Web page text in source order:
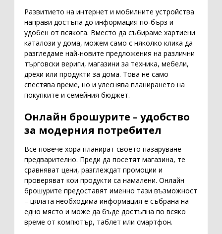
Развитието на интернет и мобилните устройства
направи достъпа до информация по-бърз и
удобен от всякога. Вместо да събираме хартиени
каталози у дома, можем само с няколко клика да
разгледаме най-новите предложения на различни
търговски вериги, магазини за техника, мебели,
дрехи или продукти за дома. Това не само
спестява време, но и улеснява планирането на
покупките и семейния бюджет.
Онлайн брошурите – удобство
за модерния потребител
Все повече хора планират своето пазаруване
предварително. Преди да посетят магазина, те
сравняват цени, разглеждат промоции и
проверяват кои продукти са намалени. Онлайн
брошурите предоставят именно тази възможност
– цялата необходима информация е събрана на
едно място и може да бъде достъпна по всяко
време от компютър, таблет или смартфон.